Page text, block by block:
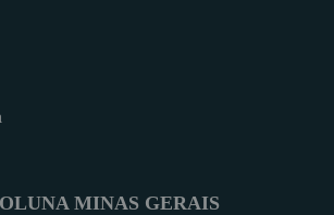
MINAS GERAIS